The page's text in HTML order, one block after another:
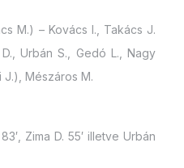
M.) – Kovács I., Takács J.
Urbán S., Gedó L., Nagy
J.), Mészáros M.
Zima D. 55′ illetve Urbán